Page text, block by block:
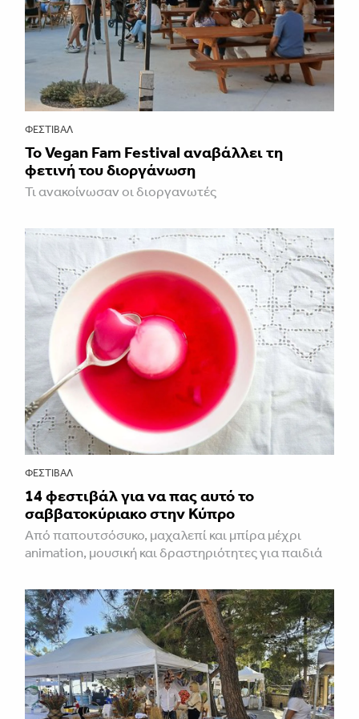
ΦΕΣΤΙΒΑΛ
Το Vegan Fam Festival αναβάλλει τη
φετινή του διοργάνωση
Τι ανακοίνωσαν οι διοργανωτές
ΦΕΣΤΙΒΑΛ
14 φεστιβάλ για να πας αυτό το
σαββατοκύριακο στην Κύπρο
Από παπουτσόσυκο, μαχαλεπί και μπίρα μέχρι
animation, μουσική και δραστηριότητες για παιδιά